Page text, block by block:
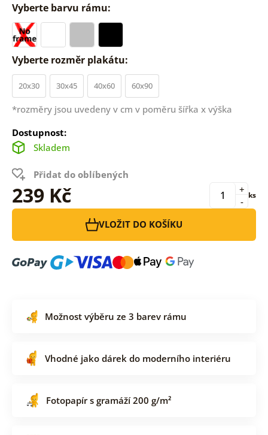
Vyberte barvu rámu:
Vyberte rozměr plakátu:
20x30 30x45 40x60 60x90
*rozměry jsou uvedeny v cm v poměru šířka x výška
Dostupnost:
Skladem
Přidat do oblíbených
239 Kč -
+ ks
VLOŽIT DO KOŠÍKU
Možnost výběru ze 3 barev rámu
Vhodné jako dárek do moderního interiéru
Fotopapír s gramáží 200 g/m²